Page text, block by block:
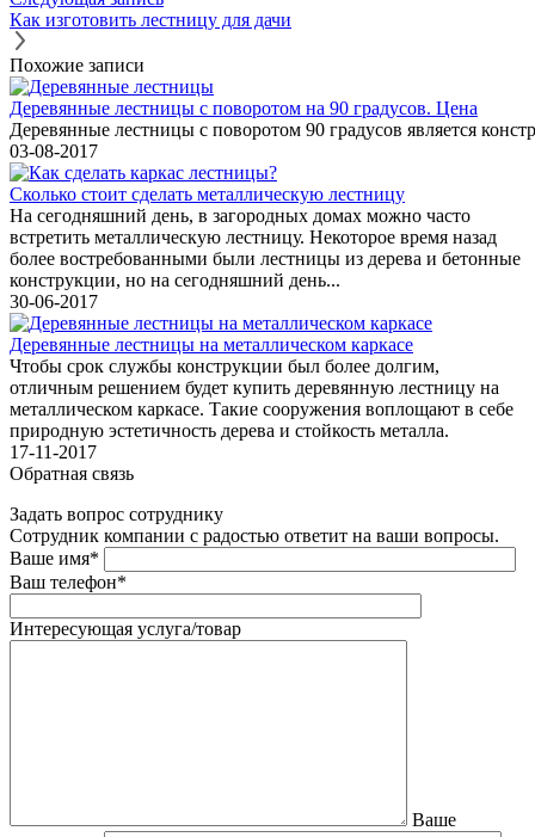
Как изготовить лестницу для дачи
Похожие записи
Деревянные лестницы с поворотом на 90 градусов. Цена
Деревянные лестницы с поворотом 90 градусов является
03-08-2017
Сколько стоит сделать металлическую лестницу
На сегодняшний день, в загородных домах можно часто
встретить металлическую лестницу. Некоторое время назад
более востребованными были лестницы из дерева и бетонные
конструкции, но на сегодняшний день...
30-06-2017
Деревянные лестницы на металлическом каркасе
Чтобы срок службы конструкции был более долгим,
отличным решением будет купить деревянную лестницу на
металлическом каркасе. Такие сооружения воплощают в себе
природную эстетичность дерева и стойкость металла.
17-11-2017
Обратная связь
Задать вопрос сотруднику
Сотрудник компании с радостью ответит на ваши вопросы.
Ваше имя*
Ваш телефон*
Интересующая услуга/товар
Ваше